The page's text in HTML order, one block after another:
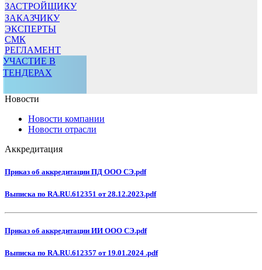
ЗАСТРОЙЩИКУ
ЗАКАЗЧИКУ
ЭКСПЕРТЫ
СМК
РЕГЛАМЕНТ
УЧАСТИЕ В
ТЕНДЕРАХ
Новости
Новости компании
Новости отрасли
Аккредитация
Приказ об аккредитации ПД ООО СЭ.pdf
Выписка по RA.RU.612351 от 28.12.2023.pdf
Приказ об аккредитации ИИ ООО СЭ.pdf
Выписка по RA.RU.612357 от 19.01.2024 .pdf